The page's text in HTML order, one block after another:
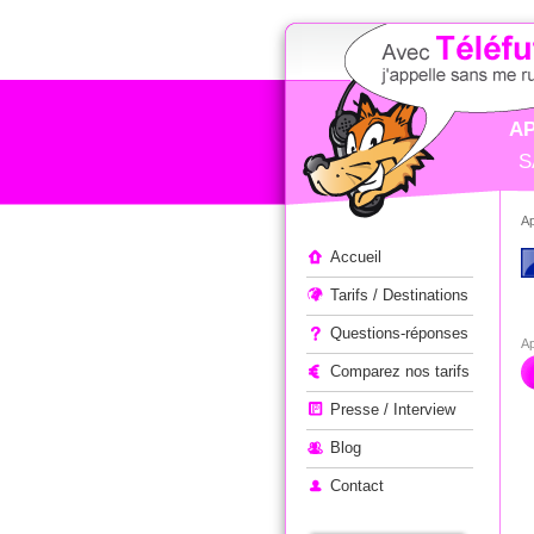
Accueil
Tarifs / Destinations
Questions-réponses
Comparez nos tarifs
Presse / Interview
Blog
Contact